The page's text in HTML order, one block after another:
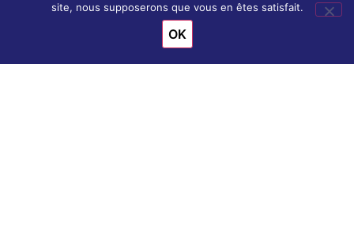
site, nous supposerons que vous en êtes satisfait.
OK